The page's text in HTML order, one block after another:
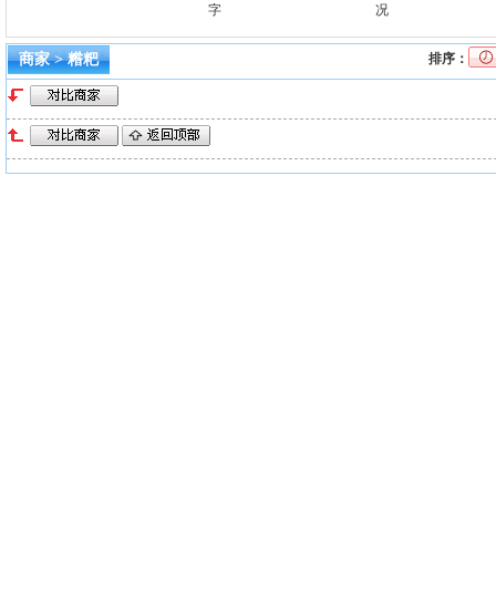
字
况
商家 > 糌粑 排序：